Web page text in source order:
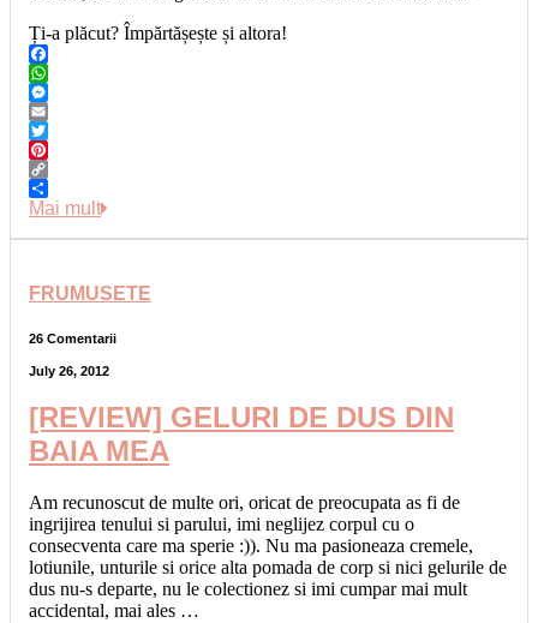
Ți-a plăcut? Împărtășește și altora!
Facebook
WhatsApp
Messenger
Email
Twitter
Pinterest
Copy
Link
Share
Mai mult
FRUMUSETE
26 Comentarii
July 26, 2012
[REVIEW] GELURI DE DUS DIN
BAIA MEA
Am recunoscut de multe ori, oricat de preocupata as fi de
ingrijirea tenului si parului, imi neglijez corpul cu o
consecventa care ma sperie :)). Nu ma pasioneaza cremele,
lotiunile, unturile si orice alta pomada de corp si nici gelurile de
dus nu-s departe, nu le colectionez si imi cumpar mai mult
accidental, mai ales …